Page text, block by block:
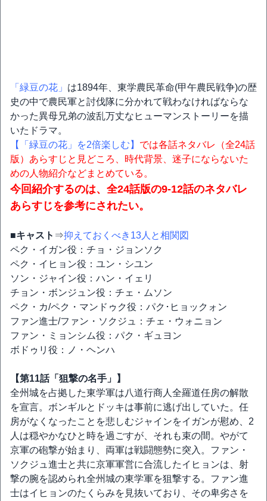
「緑豆の花」 は1894年、東学農民革命(甲午農民戦争)の歴
史の中で農民軍と討伐隊に分かれて戦わなければならな
かった異母兄弟の波乱万丈なヒューマンストーリーを描
いたドラマ。
【「緑豆の花」を2倍楽しむ】 では各話ネタバレ（全24話
版）あらすじと見どころ、時代背景、迷子にならないた
めの人物紹介などまとめている。
今回紹介するのは、全24話版の9-12話のネタバレ
あらすじを参考にされたい。
■キャスト ⇒抑えておくべき13人と相関図
ペク・イガン役：チョ・ジョンソク
ペク・イヒョン役：ユン・シユン
ソン・ジャイン役：ハン・イェリ
チョン・ボンジュン役：チェ・ムソン
ペク・カ/ペク・マンドゥク役：パク･ヒョックォン
ファン進士/ファン・ソクジュ：チェ・ウォニョン
ファン・ミョンシム役：パク・ギュヨン
ボドゥリ役：ノ・ヘンハ
【第11話「狙撃の名手」】
全州城を占拠した東学軍は八道行商人全羅道任房の解散
を宣言。ボンギルとドッキは事前に逃げ出していた。任
房がなくなったことを悲しむジャインをイガンが慰め、2
人は穏やかなひと時を過ごすが、それも束の間。やがて
京軍の砲撃が始まり、両軍は戦闘態勢に突入。ファン・
ソクジュ進士と共に京軍軍営に合流したイヒョンは、射
撃の腕を認められ全州城の東学軍を狙撃する。ファン進
士はイヒョンのたくらみを見抜いており、その卑劣さを